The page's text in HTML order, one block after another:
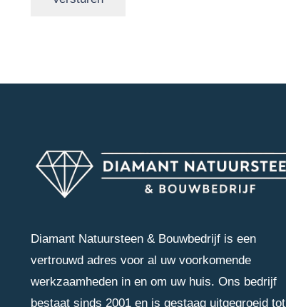
Diamant Natuursteen & Bouwbedrijf is een
vertrouwd adres voor al uw voorkomende
werkzaamheden in en om uw huis. Ons bedrijf
bestaat sinds 2001 en is gestaag uitgegroeid tot